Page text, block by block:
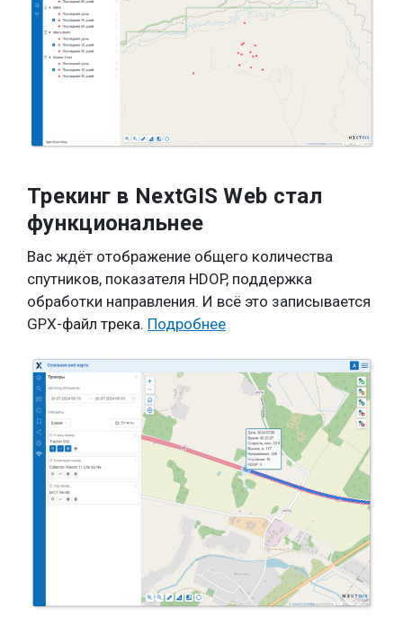
Трекинг в NextGIS Web стал
функциональнее
Вас ждёт отображение общего количества
спутников, показателя HDOP, поддержка
обработки направления. И всё это записывается
GPX-файл трека. Подробнее